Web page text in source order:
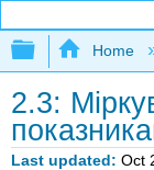
Expand/
Home
2.3:
Last updated Oct